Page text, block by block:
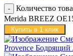
Количество
Merida BREEZ
Купить в 1 клик